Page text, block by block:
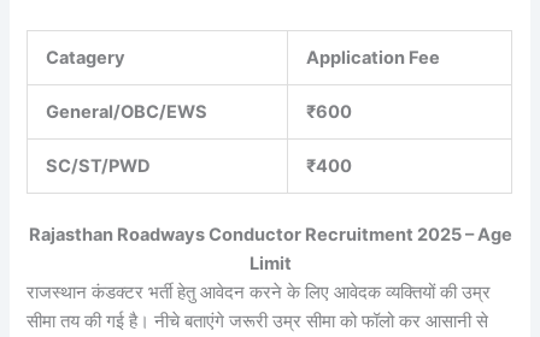
Catagery Application Fee
General/OBC/EWS ₹600
SC/ST/PWD ₹400
Rajasthan Roadways Conductor Recruitment 2025 – Age
Limit
राजस्थान कंडक्टर भर्ती हेतु आवेदन करने के लिए आवेदक व्यक्तियों की उम्र
सीमा तय की गई है। नीचे बताएंगे जरूरी उम्र सीमा को फॉलो कर आसानी से